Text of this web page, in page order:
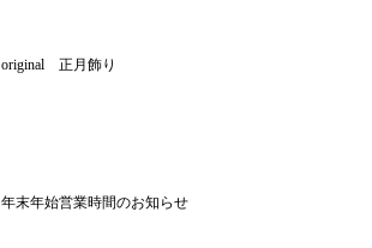
original 正月飾り
年末年始営業時間のお知らせ